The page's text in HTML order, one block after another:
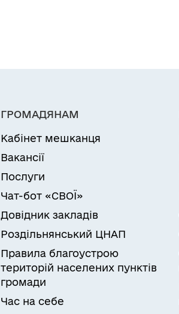
ГРОМАДЯНАМ
Кабінет мешканця
Вакансії
Послуги
Чат-бот «СВОЇ»
Довідник закладів
Роздільнянський ЦНАП
Правила благоустрою
територій населених пунктів
громади
Час на себе